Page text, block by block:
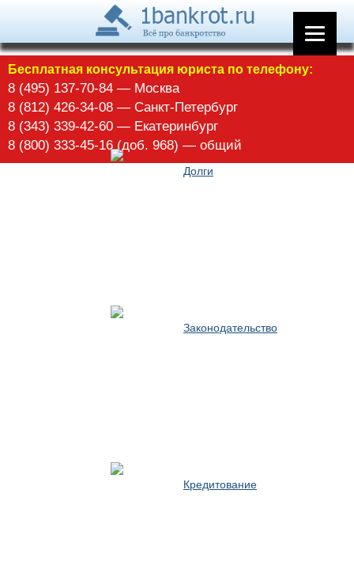
Бесплатная консультация юриста по телефону:
8 (495) 137-70-84 — Москва
8 (812) 426-34-08 — Санкт-Петербург
8 (343) 339-42-60 — Екатеринбург
8 (800) 333-45-16 (доб. 968) — общий
Арбитражное управление
Долги
Законодательство
Кредитование